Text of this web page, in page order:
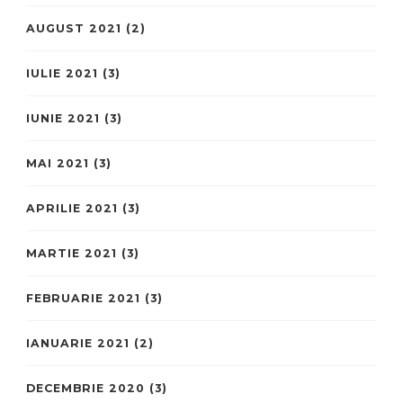
AUGUST 2021 (2)
IULIE 2021 (3)
IUNIE 2021 (3)
MAI 2021 (3)
APRILIE 2021 (3)
MARTIE 2021 (3)
FEBRUARIE 2021 (3)
IANUARIE 2021 (2)
DECEMBRIE 2020 (3)